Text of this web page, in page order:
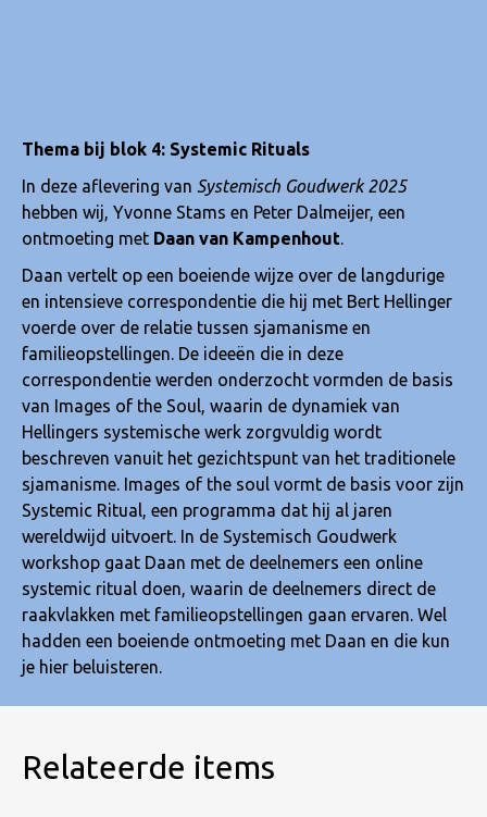
Thema bij blok 4: Systemic Rituals
In deze aflevering van Systemisch Goudwerk 2025
hebben wij, Yvonne Stams en Peter Dalmeijer, een
ontmoeting met Daan van Kampenhout.
Daan vertelt op een boeiende wijze over de langdurige
en intensieve correspondentie die hij met Bert Hellinger
voerde over de relatie tussen sjamanisme en
familieopstellingen. De ideeën die in deze
correspondentie werden onderzocht vormden de basis
van Images of the Soul, waarin de dynamiek van
Hellingers systemische werk zorgvuldig wordt
beschreven vanuit het gezichtspunt van het traditionele
sjamanisme. Images of the soul vormt de basis voor zijn
Systemic Ritual, een programma dat hij al jaren
wereldwijd uitvoert. In de Systemisch Goudwerk
workshop gaat Daan met de deelnemers een online
systemic ritual doen, waarin de deelnemers direct de
raakvlakken met familieopstellingen gaan ervaren. Wel
hadden een boeiende ontmoeting met Daan en die kun
je hier beluisteren.
Relateerde items